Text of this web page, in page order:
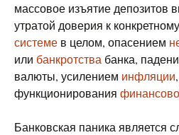
массовое изъятие депозитов
утратой доверия к
системе в целом, опасением
или банкротства банка,
валюты, усилением инфляции
функционирования
Банковская паника является